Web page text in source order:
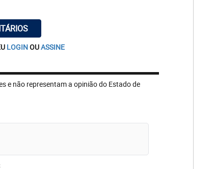
LOGINOUASSINE
e não representam a opinião do Estado de